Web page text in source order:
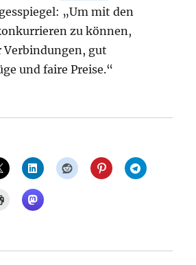
„Um mit den
zu können,
Verbindungen, gut
und faire Preise.“
machen Bund Druck bei